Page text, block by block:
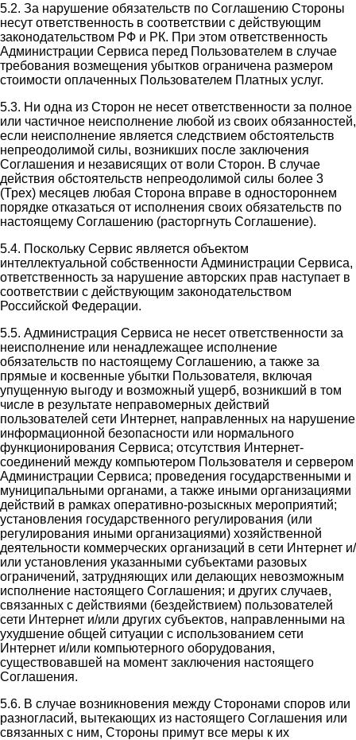
5.2. За нарушение обязательств по Соглашению Стороны
несут ответственность в соответствии с действующим
законодательством РФ и РК. При этом ответственность
Администрации Сервиса перед Пользователем в случае
требования возмещения убытков ограничена размером
стоимости оплаченных Пользователем Платных услуг.
5.3. Ни одна из Сторон не несет ответственности за полное
или частичное неисполнение любой из своих обязанностей,
если неисполнение является следствием обстоятельств
непреодолимой силы, возникших после заключения
Соглашения и независящих от воли Сторон. В случае
действия обстоятельств непреодолимой силы более 3
(Трех) месяцев любая Сторона вправе в одностороннем
порядке отказаться от исполнения своих обязательств по
настоящему Соглашению (расторгнуть Соглашение).
5.4. Поскольку Сервис является объектом
интеллектуальной собственности Администрации Сервиса,
ответственность за нарушение авторских прав наступает в
соответствии с действующим законодательством
Российской Федерации.
5.5. Администрация Сервиса не несет ответственности за
неисполнение или ненадлежащее исполнение
обязательств по настоящему Соглашению, а также за
прямые и косвенные убытки Пользователя, включая
упущенную выгоду и возможный ущерб, возникший в том
числе в результате неправомерных действий
пользователей сети Интернет, направленных на нарушение
информационной безопасности или нормального
функционирования Сервиса; отсутствия Интернет-
соединений между компьютером Пользователя и сервером
Администрации Сервиса; проведения государственными и
муниципальными органами, а также иными организациями
действий в рамках оперативно-розыскных мероприятий;
установления государственного регулирования (или
регулирования иными организациями) хозяйственной
деятельности коммерческих организаций в сети Интернет и/
или установления указанными субъектами разовых
ограничений, затрудняющих или делающих невозможным
исполнение настоящего Соглашения; и других случаев,
связанных с действиями (бездействием) пользователей
сети Интернет и/или других субъектов, направленными на
ухудшение общей ситуации с использованием сети
Интернет и/или компьютерного оборудования,
существовавшей на момент заключения настоящего
Соглашения.
5.6. В случае возникновения между Сторонами споров или
разногласий, вытекающих из настоящего Соглашения или
связанных с ним, Стороны примут все меры к их